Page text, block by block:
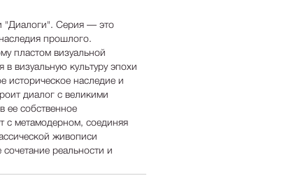
"Диалоги". Серия — это
прошлого.
пластом визуальной
визуальную культуру эпохи
историческое наследие и
диалог с великими
ее собственное
с метамодерном, соединяя
живописи
реальности и